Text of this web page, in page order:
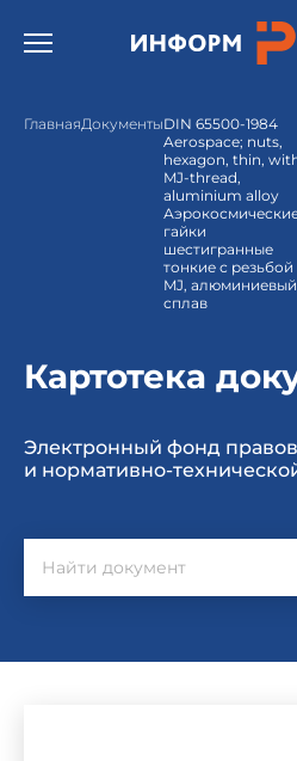
Открыть бургер меню.
ГлавнаяДокументыDIN 65500-1984
Aerospace; nuts,
hexagon, thin,
MJ-thread,
aluminium alloy
гайки
шестигранные
тонкие с резьбой
MJ, алюминиевый
сплав
Картотека
Электронный фонд
и нормативно-